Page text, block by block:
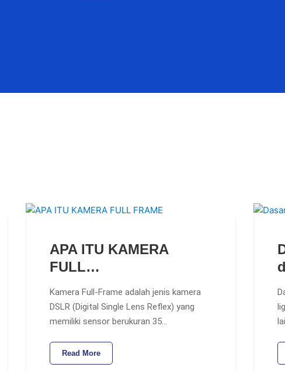
APA ITU KAMERA
FULL…
Kamera Full-Frame adalah jenis kamera
DSLR (Digital Single Lens Reflex) yang
memiliki sensor berukuran 35…
Read More